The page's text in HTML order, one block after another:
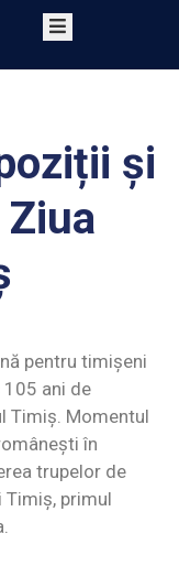
și
pentru timișeni
105 ani de
Timiș. Momentul
în
trupelor de
primul